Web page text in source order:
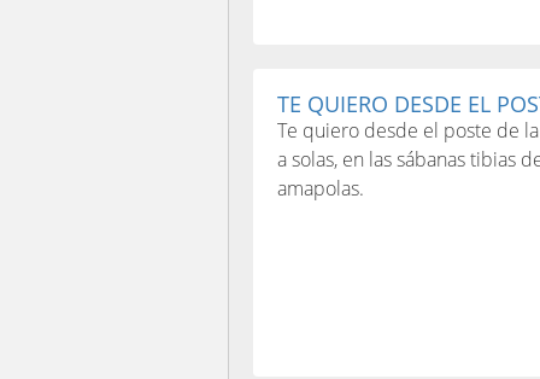
TE QUIERO DESDE EL
Te quiero desde el poste de
a solas, en las sábanas tibias
amapolas.